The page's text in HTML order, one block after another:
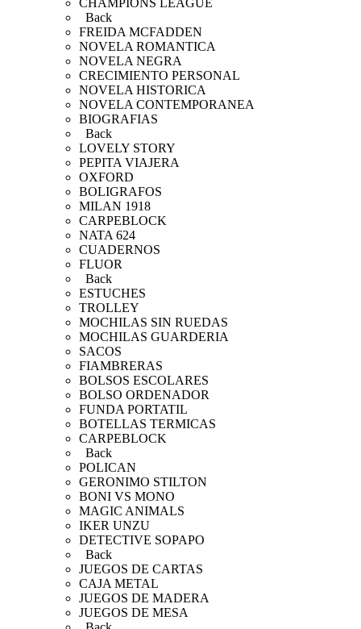
CHAMPIONS LEAGUE
Back
FREIDA MCFADDEN
NOVELA ROMANTICA
NOVELA NEGRA
CRECIMIENTO PERSONAL
NOVELA HISTORICA
NOVELA CONTEMPORANEA
BIOGRAFIAS
Back
LOVELY STORY
PEPITA VIAJERA
OXFORD
BOLIGRAFOS
MILAN 1918
CARPEBLOCK
NATA 624
CUADERNOS
FLUOR
Back
ESTUCHES
TROLLEY
MOCHILAS SIN RUEDAS
MOCHILAS GUARDERIA
SACOS
FIAMBRERAS
BOLSOS ESCOLARES
BOLSO ORDENADOR
FUNDA PORTATIL
BOTELLAS TERMICAS
CARPEBLOCK
Back
POLICAN
GERONIMO STILTON
BONI VS MONO
MAGIC ANIMALS
IKER UNZU
DETECTIVE SOPAPO
Back
JUEGOS DE CARTAS
CAJA METAL
JUEGOS DE MADERA
JUEGOS DE MESA